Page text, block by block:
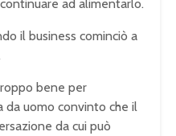
ad alimentarlo.
il business cominciò a
bene per
da uomo convinto che il
da cui può